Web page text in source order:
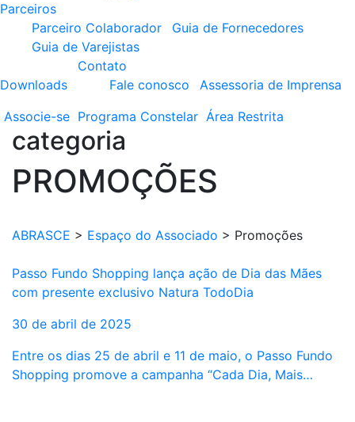
Parceiros
Parceiro Colaborador
Guia de Fornecedores
Guia de Varejistas
Downloads
Contato
Fale conosco
Assessoria de Imprensa
Associe-se Programa Constelar Área Restrita
categoria
PROMOÇÕES
ABRASCE > Espaço do Associado > Promoções
Passo Fundo Shopping lança ação de Dia das Mães
com presente exclusivo Natura TodoDia
30 de abril de 2025
Entre os dias 25 de abril e 11 de maio, o Passo Fundo
Shopping promove a campanha “Cada Dia, Mais…